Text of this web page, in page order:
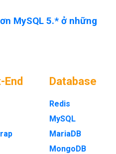
MySQL 5.* ở những
End Database
Redis
MySQL
MariaDB
MongoDB